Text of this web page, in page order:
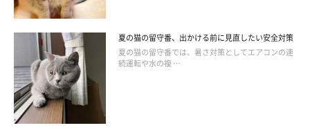
ンプーして体をきれいに洗ってあげましょう。またふつうに暮ら
していても、被毛がベタついてきたり、フケが出てきたりするこ
ともあります。こういった場合も定期的にシャンプーすること
で、皮膚を清潔に保つことができます。
また、歳をとって毛づくろいがうまくできなくなってきたシニア
夏の猫の留守番、出かける前に見直したい安全対策
夏の猫の留守番では、暑さ対策としてエアコンの連
続運転や水の複 …